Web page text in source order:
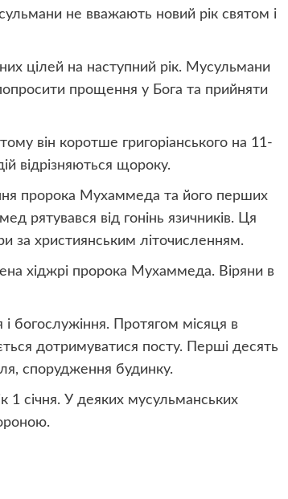
не вважають новий рік святом і
цілей на наступний рік. Мусульмани
прощення у Бога та прийняти
він коротше григоріанського на 11-
відрізняються щороку.
пророка Мухаммеда та його перших
рятувався від гонінь язичників. Ця
за християнським літочисленням.
хіджрі пророка Мухаммеда. Віряни в
богослужіння. Протягом місяця в
дотримуватися посту. Перші десять
спорудження будинку.
1 січня. У деяких мусульманських